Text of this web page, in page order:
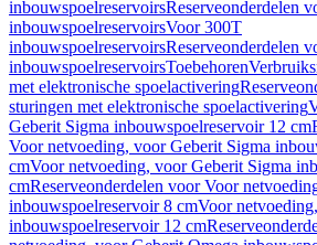
inbouwspoelreservoirsReserveonderdelen
inbouwspoelreservoirsVoor 300T
inbouwspoelreservoirsReserveonderdelen
inbouwspoelreservoirsToebehoren
met elektronische spoelactivering
sturingen met elektronische spoelactivering
Geberit Sigma inbouwspoelreservoir 12 cm
Voor netvoeding, voor Geberit Sigma
cmVoor netvoeding, voor Geberit Sigma
cmReserveonderdelen voor Voor
inbouwspoelreservoir 8 cmVoor
inbouwspoelreservoir 12 cm